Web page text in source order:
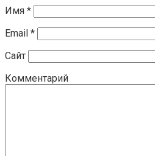
Имя *
Email *
Сайт
Комментарий